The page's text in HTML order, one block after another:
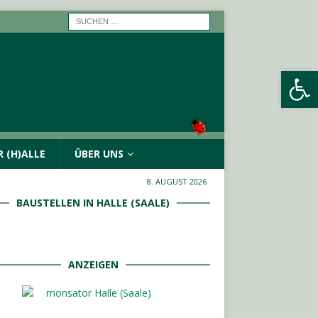
Werkzeugleiste öffnen
(H)ALLE ÜBER UNS
8. AUGUST 2026
BAUSTELLEN IN HALLE (SAALE)
ANZEIGEN